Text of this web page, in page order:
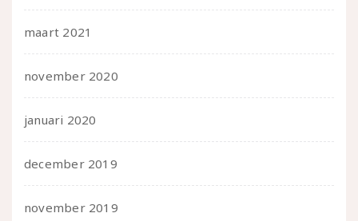
maart 2021
november 2020
januari 2020
december 2019
november 2019